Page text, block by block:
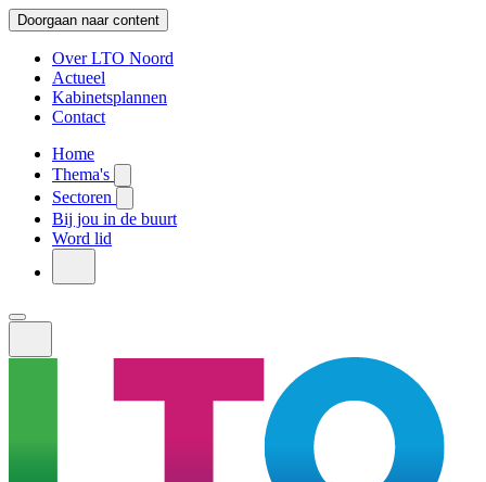
Doorgaan naar content
Over LTO Noord
Actueel
Kabinetsplannen
Contact
Home
Thema's
Sectoren
Bij jou in de buurt
Word lid